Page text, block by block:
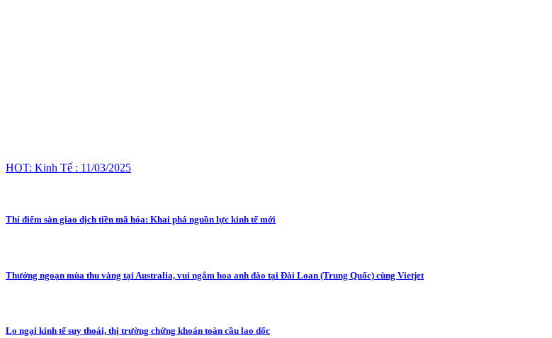
HOT: Kinh Tế : 11/03/2025
Thí điểm sàn giao dịch tiền mã hóa: Khai phá nguồn lực kinh tế mới
Thưởng ngoạn mùa thu vàng tại Australia, vui ngắm hoa anh đào tại Đài Loan (Trung Quốc) cùng Vietjet
Lo ngại kinh tế suy thoái, thị trường chứng khoán toàn cầu lao dốc